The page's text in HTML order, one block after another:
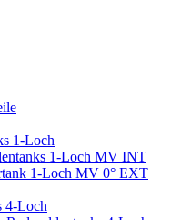
1-Loch
1-Loch MV INT
1-Loch MV 0° EXT
4-Loch